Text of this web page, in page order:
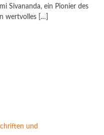
Sivananda, ein Pionier des
wertvolles […]
und